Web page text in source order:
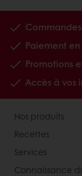
Paiement
Promotions
Accès à vos
Nos produits
Recettes
Services
Connaissance